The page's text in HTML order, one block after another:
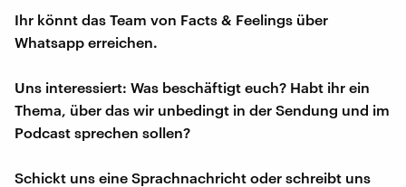
Ihr könnt das Team von Facts & Feelings über
Whatsapp erreichen.
Uns interessiert: Was beschäftigt euch? Habt ihr ein
Thema, über das wir unbedingt in der Sendung und im
Podcast sprechen sollen?
Schickt uns eine Sprachnachricht oder schreibt uns